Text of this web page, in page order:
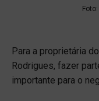
Para a proprietária
Rodrigues, fazer
importante para o